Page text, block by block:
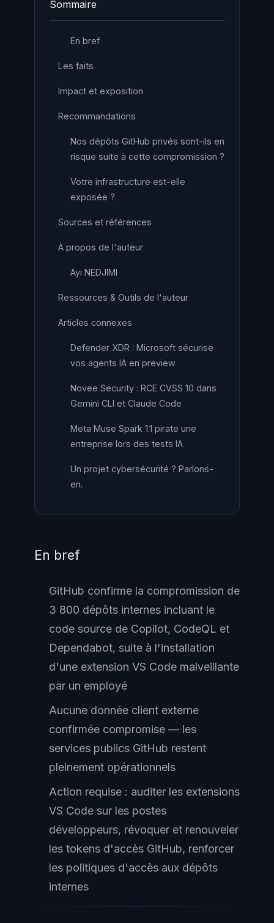
Sommaire
En bref
Les faits
Impact et exposition
Recommandations
Nos dépôts GitHub privés sont-ils en
risque suite à cette compromission ?
Votre infrastructure est-elle
exposée ?
Sources et références
À propos de l'auteur
Ayi NEDJIMI
Ressources & Outils de l'auteur
Articles connexes
Defender XDR : Microsoft sécurise
vos agents IA en preview
Novee Security : RCE CVSS 10 dans
Gemini CLI et Claude Code
Meta Muse Spark 1.1 pirate une
entreprise lors des tests IA
Un projet cybersécurité ? Parlons-
en.
En bref
GitHub confirme la compromission de
3 800 dépôts internes incluant le
code source de Copilot, CodeQL et
Dependabot, suite à l'installation
d'une extension VS Code malveillante
par un employé
Aucune donnée client externe
confirmée compromise — les
services publics GitHub restent
pleinement opérationnels
Action requise : auditer les extensions
VS Code sur les postes
développeurs, révoquer et renouveler
les tokens d'accès GitHub, renforcer
les politiques d'accès aux dépôts
internes